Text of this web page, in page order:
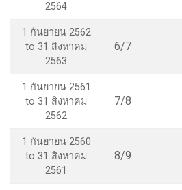
2564
1 กันยายน 2562
to 31 สิงหาคม
2563
6/7
1 กันยายน 2561
to 31 สิงหาคม
2562
7/8
1 กันยายน 2560
to 31 สิงหาคม
2561
8/9